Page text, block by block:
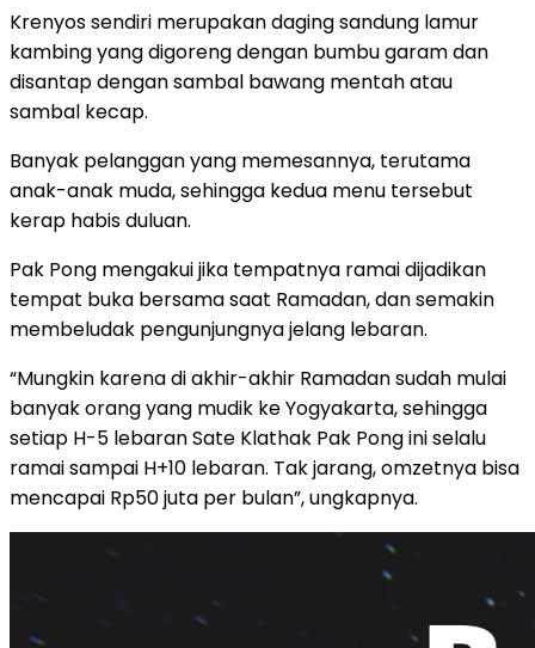
Krenyos sendiri merupakan daging sandung lamur
kambing yang digoreng dengan bumbu garam dan
disantap dengan sambal bawang mentah atau
sambal kecap.
Banyak pelanggan yang memesannya, terutama
anak-anak muda, sehingga kedua menu tersebut
kerap habis duluan.
Pak Pong mengakui jika tempatnya ramai dijadikan
tempat buka bersama saat Ramadan, dan semakin
membeludak pengunjungnya jelang lebaran.
“Mungkin karena di akhir-akhir Ramadan sudah mulai
banyak orang yang mudik ke Yogyakarta, sehingga
setiap H-5 lebaran Sate Klathak Pak Pong ini selalu
ramai sampai H+10 lebaran. Tak jarang, omzetnya bisa
mencapai Rp50 juta per bulan”, ungkapnya.